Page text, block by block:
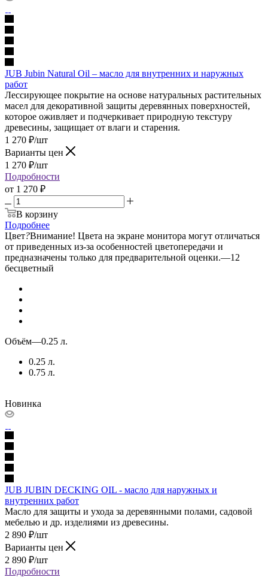
JUB Jubin Natural Oil – масло для внутренних и наружных
работ
Лессирующее покрытие на основе натуральных растительных
масел для декоративной защиты деревянных поверхностей,
которое оживляет и подчеркивает природную текстуру
древесины, защищает от влаги и старения.
1 270 ₽/шт
Варианты цен
1 270 ₽/шт
Подробности
от 1 270 ₽
В корзину
Подробнее
Цвет?Внимание! Цвета на экране монитора могут отличаться
от приведенных из-за особенностей цветопередачи и
предназначены только для предварительной оценки.—12
бесцветный
Объём—0.25 л.
0.25 л.
0.75 л.
Новинка
JUB JUBIN DECKING OIL - масло для наружных и
внутренних работ
Масло для защиты и ухода за деревянными полами, садовой
мебелью и др. изделиями из древесины.
2 890 ₽/шт
Варианты цен
2 890 ₽/шт
Подробности